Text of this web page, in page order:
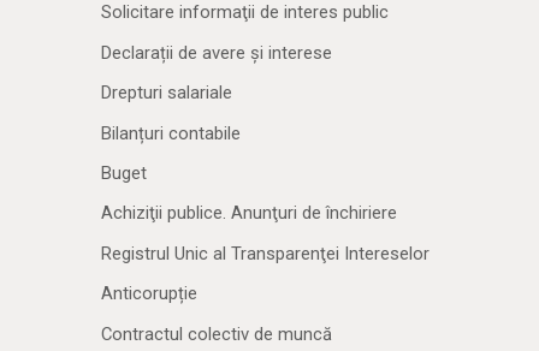
Solicitare informaţii de interes public
Declarații de avere și interese
Drepturi salariale
Bilanțuri contabile
Buget
Achiziţii publice. Anunţuri de închiriere
Registrul Unic al Transparenţei Intereselor
Anticorupție
Contractul colectiv de muncă